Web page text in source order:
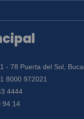
- 78 Puerta del Sol,
8000 972021
4444
94 14